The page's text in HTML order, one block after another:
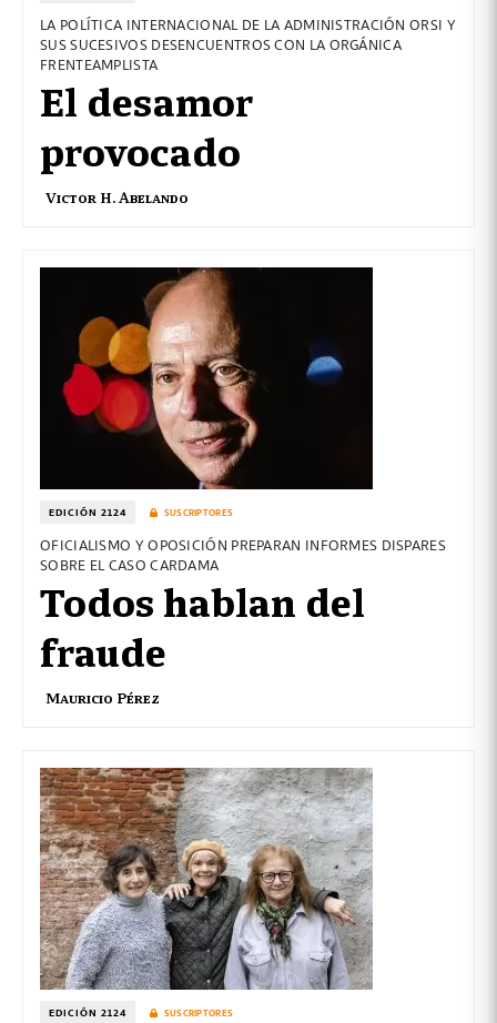
LA POLÍTICA INTERNACIONAL DE LA ADMINISTRACIÓN ORSI Y
SUS SUCESIVOS DESENCUENTROS CON LA ORGÁNICA
FRENTEAMPLISTA
El desamor
provocado
Victor H. Abelando
EDICIÓN 2124 SUSCRIPTORES
OFICIALISMO Y OPOSICIÓN PREPARAN INFORMES DISPARES
SOBRE EL CASO CARDAMA
Todos hablan del
fraude
Mauricio Pérez
EDICIÓN 2124 SUSCRIPTORES